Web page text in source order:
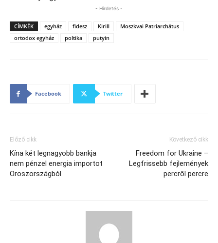
- Hirdetés -
CÍMKÉK egyház fidesz Kirill
Moszkvai Patriarchátus
ortodox egyház
poltika putyin
Facebook Twitter
Előző cikk
Kína két legnagyobb bankja
nem pénzel energia importot
Oroszországból
Következő cikk
Freedom for Ukraine –
Legfrissebb fejlemények
percről percre